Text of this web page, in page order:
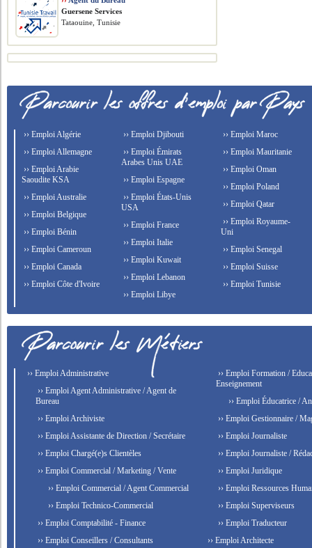
Guersene Services
Tataouine, Tunisie
›› Emploi Algérie
›› Emploi Allemagne
›› Emploi Arabie
Saoudite KSA
›› Emploi Australie
›› Emploi Belgique
›› Emploi Bénin
›› Emploi Cameroun
›› Emploi Canada
›› Emploi Côte d'Ivoire
›› Emploi Djibouti
›› Emploi Émirats
Arabes Unis UAE
›› Emploi Espagne
›› Emploi États-Unis
USA
›› Emploi France
›› Emploi Italie
›› Emploi Kuwait
›› Emploi Lebanon
›› Emploi Libye
›› Emploi Maroc
›› Emploi Mauritanie
›› Emploi Oman
›› Emploi Poland
›› Emploi Qatar
›› Emploi Royaume-
Uni
›› Emploi Senegal
›› Emploi Suisse
›› Emploi Tunisie
›› Emploi Administrative
›› Emploi Agent Administrative / Agent de
Bureau
›› Emploi Archiviste
›› Emploi Assistante de Direction / Secrétaire
›› Emploi Chargé(e)s Clientèles
›› Emploi Commercial / Marketing / Vente
›› Emploi Commercial / Agent Commercial
›› Emploi Technico-Commercial
›› Emploi Comptabilité - Finance
›› Emploi Conseillers / Consultants
›› Emploi Formation /
Enseignement
›› Emploi Éducatrice /
›› Emploi Gestionnaire /
›› Emploi Journaliste
›› Emploi Journaliste /
›› Emploi Juridique
›› Emploi Ressources
›› Emploi Superviseurs
›› Emploi Traducteur
›› Emploi Architecte